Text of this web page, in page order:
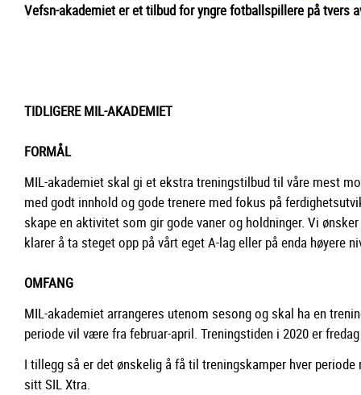
Vefsn-akademiet er et tilbud for yngre fotballspillere på tvers
TIDLIGERE MIL-AKADEMIET
FORMÅL
MIL-akademiet skal gi et ekstra treningstilbud til våre mest
med godt innhold og gode trenere med fokus på
skape en aktivitet som gir gode vaner og holdninger. Vi
klarer å ta steget opp på vårt eget A-lag eller på enda høyere
OMFANG
MIL-akademiet arrangeres utenom sesong og skal ha en
periode vil være fra februar-april. Treningstiden i 2020 er
I tillegg så er det ønskelig å få til treningskamper hver
sitt SIL Xtra.